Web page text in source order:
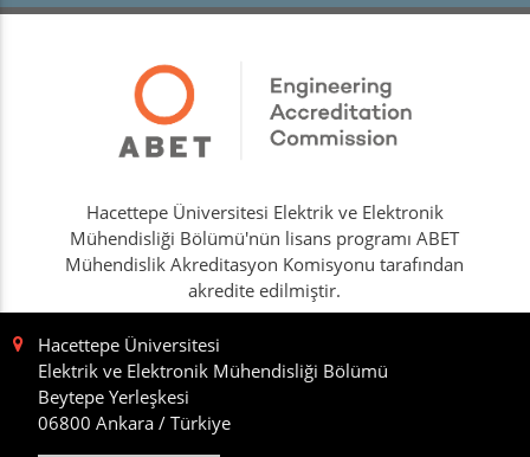
Hacettepe Üniversitesi Elektrik ve Elektronik
Mühendisliği Bölümü'nün lisans programı ABET
Mühendislik Akreditasyon Komisyonu tarafından
akredite edilmiştir.
Hacettepe Üniversitesi
Elektrik ve Elektronik Mühendisliği Bölümü
Beytepe Yerleşkesi
06800 Ankara / Türkiye